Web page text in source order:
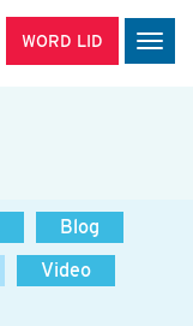
WORD LID
Blog
Video